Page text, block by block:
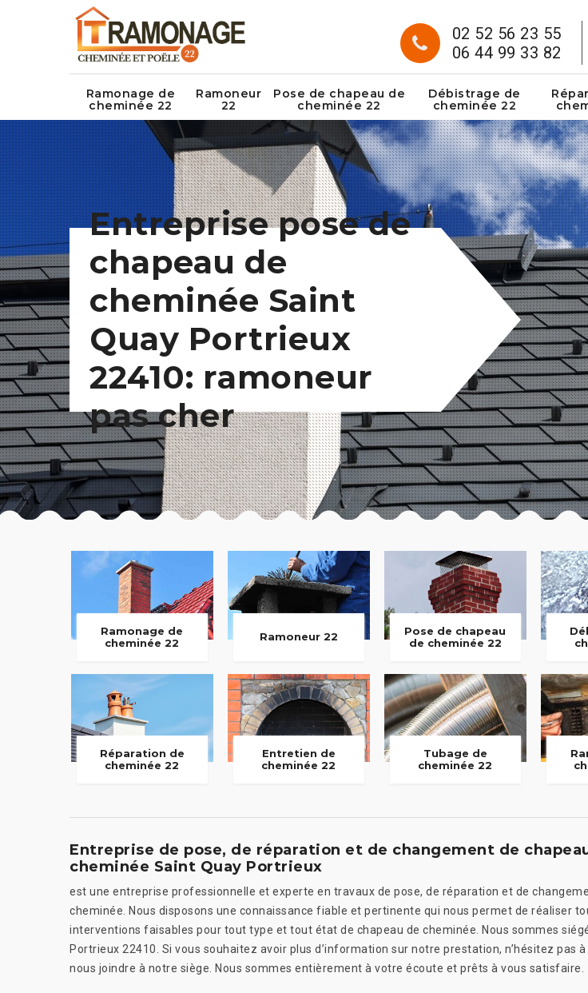
02 52 56 23 55
06 44 99 33 82
Ramonage de
cheminée 22
Ramoneur
22
Pose de chapeau de
cheminée 22
Débistrage de
cheminée 22
Entreprise pose de
chapeau de
cheminée Saint
Quay Portrieux
22410: ramoneur
pas cher
Ramonage de
cheminée 22
Ramoneur 22
Pose de chapeau
de cheminée 22
Réparation de
cheminée 22
Entretien de
cheminée 22
Tubage de
cheminée 22
Entreprise de pose, de réparation et de changement de
cheminée Saint Quay Portrieux
est une entreprise professionnelle et experte en travaux de pose, de réparation et de
cheminée. Nous disposons une connaissance fiable et pertinente qui nous permet de réaliser
interventions faisables pour tout type et tout état de chapeau de cheminée. Nous sommes
Portrieux 22410. Si vous souhaitez avoir plus d’information sur notre prestation, n’hésitez pas
nous joindre à notre siège. Nous sommes entièrement à votre écoute et prêts à vous satisfaire.